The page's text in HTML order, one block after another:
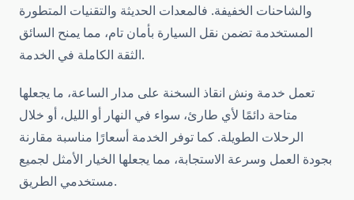
والشاحنات الخفيفة. فالمعدات الحديثة والتقنيات المتطورة
المستخدمة تضمن نقل السيارة بأمان تام، مما يمنح السائق
الثقة الكاملة في الخدمة.
تعمل خدمة ونش انقاذ السخنة على مدار الساعة، ما يجعلها
متاحة دائمًا لأي طارئ، سواء في النهار أو الليل، أو خلال
الرحلات الطويلة. كما توفر الخدمة أسعارًا مناسبة مقارنة
بجودة العمل وسرعة الاستجابة، مما يجعلها الخيار الأمثل لجميع
مستخدمي الطريق.